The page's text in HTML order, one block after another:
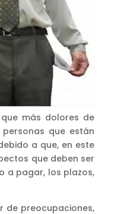
más dolores de
que están
a que, en este
que deben ser
a pagar, los plazos,
de preocupaciones,